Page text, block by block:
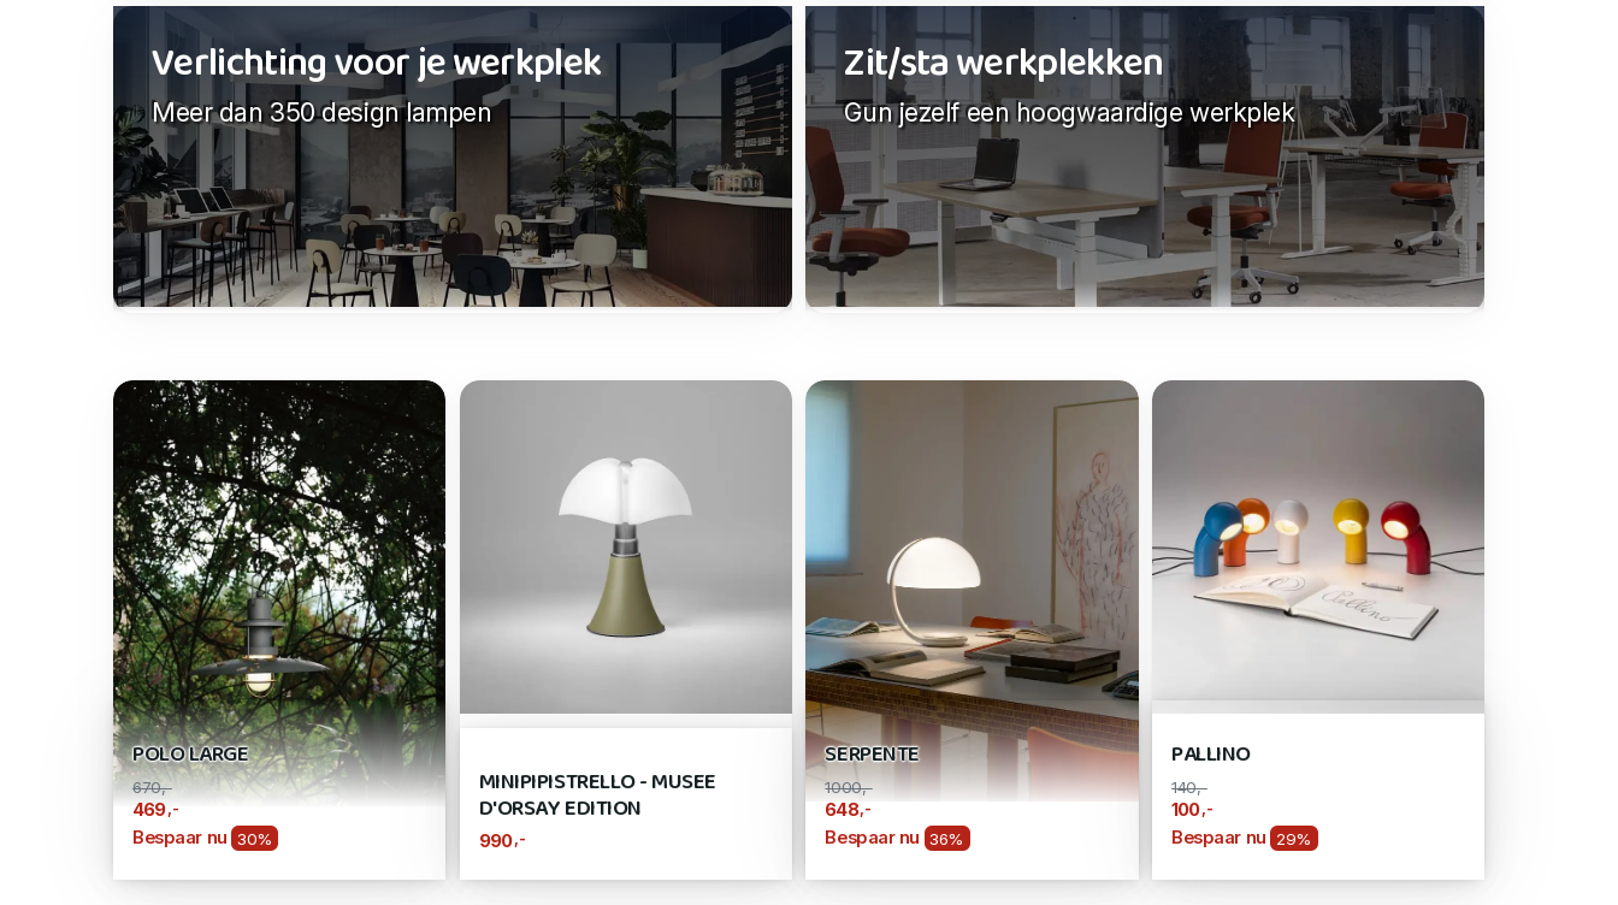
Verlichting voor je werkplek
Meer dan 350 design lampen
Zit/sta werkplekken
Gun jezelf een hoogwaardige werkplek
POLO LARGE
670,-
469 ,-
Bespaar nu 30%
MINIPIPISTRELLO - MUSEE
D'ORSAY EDITION
990 ,-
SERPENTE
1000,-
648 ,-
Bespaar nu 36%
PALLINO
140,-
100 ,-
Bespaar nu 29%